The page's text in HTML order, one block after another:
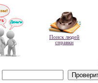
Поиск людей
справки